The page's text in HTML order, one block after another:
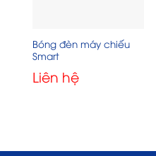
Bóng đèn máy chiếu
Smart
Liên hệ